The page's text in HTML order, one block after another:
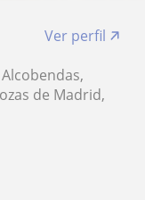
Ver perfil
de Madrid,